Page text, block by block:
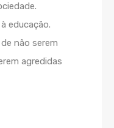
educação.
não serem
agredidas